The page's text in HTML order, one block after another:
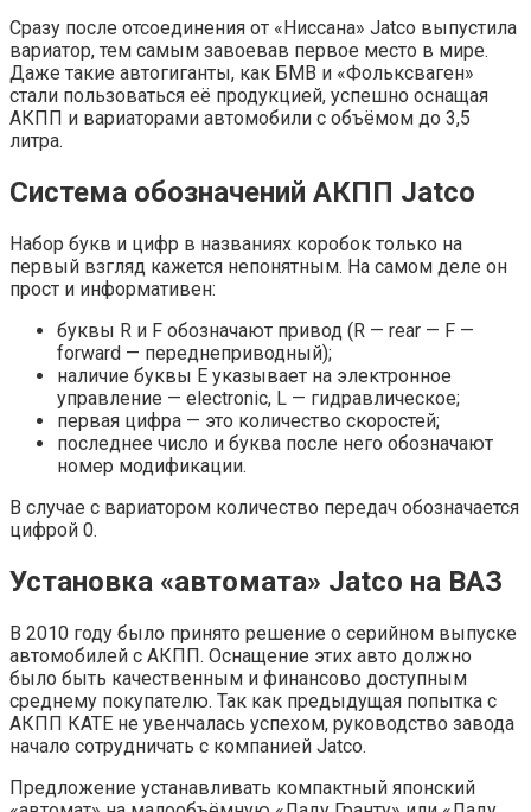
Сразу после отсоединения от «Ниссана» Jatco выпустила
вариатор, тем самым завоевав первое место в мире.
Даже такие автогиганты, как БМВ и «Фольксваген»
стали пользоваться её продукцией, успешно оснащая
АКПП и вариаторами автомобили с объёмом до 3,5
литра.
Система обозначений АКПП Jatco
Набор букв и цифр в названиях коробок только на
первый взгляд кажется непонятным. На самом деле он
прост и информативен:
буквы R и F обозначают привод (R — rear — F —
forward — переднеприводный);
наличие буквы E указывает на электронное
управление — electronic, L — гидравлическое;
первая цифра — это количество скоростей;
последнее число и буква после него обозначают
номер модификации.
В случае с вариатором количество передач обозначается
цифрой 0.
Установка «автомата» Jatco на ВАЗ
В 2010 году было принято решение о серийном выпуске
автомобилей с АКПП. Оснащение этих авто должно
было быть качественным и финансово доступным
среднему покупателю. Так как предыдущая попытка с
АКПП КАТЕ не увенчалась успехом, руководство завода
начало сотрудничать с компанией Jatco.
Предложение устанавливать компактный японский